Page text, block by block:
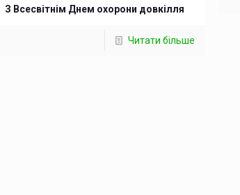
З Всесвітнім Днем охорони довкілля
Читати більше